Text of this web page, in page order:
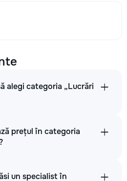
alegi categoria „Lucrări
prețul în categoria
un specialist în